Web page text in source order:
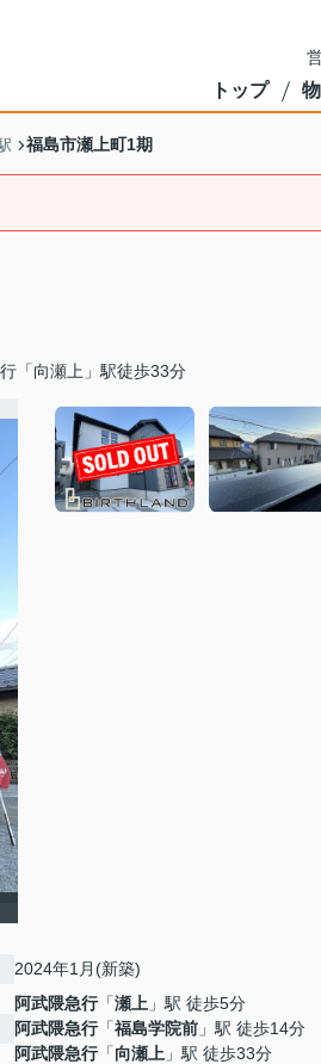
トップ
福島市瀬上町1期
「向瀬上」駅徒歩33分
2024年1月(新築)
阿武隈急行「瀬上 」駅 徒歩5分
阿武隈急行「福島学院前 」駅 徒歩14分
阿武隈急行「向瀬上 」駅 徒歩33分